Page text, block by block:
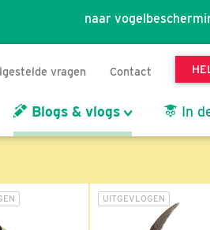
naar
vragen Contact
Blogs & vlogs In
UITGEVLOGEN